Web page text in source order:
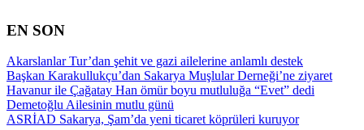
atla
EN SON
Akarslanlar Tur’dan şehit ve gazi ailelerine anlamlı destek
Başkan Karakullukçu’dan Sakarya Muşlular Derneği’ne ziyaret
Havanur ile Çağatay Han ömür boyu mutluluğa “Evet” dedi
Demetoğlu Ailesinin mutlu günü
ASRİAD Sakarya, Şam’da yeni ticaret köprüleri kuruyor